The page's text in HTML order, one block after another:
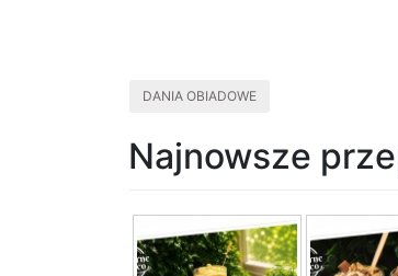
DANIA OBIADOWE
Najnowsze